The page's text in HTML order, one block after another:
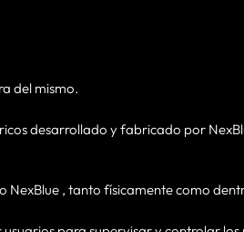
del mismo.
desarrollado y fabricado por
NexBlue , tanto físicamente como